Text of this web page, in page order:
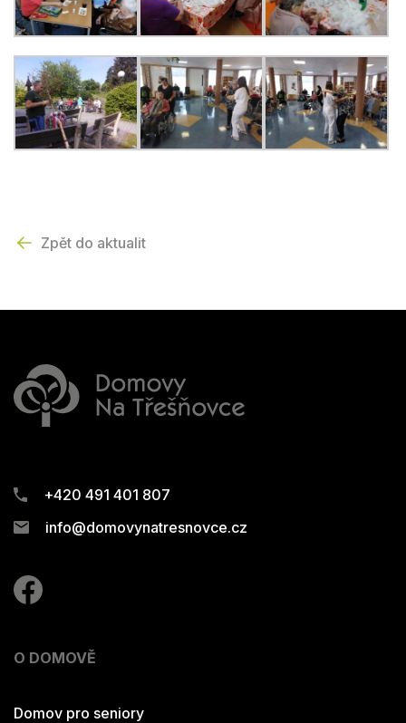
Zpět do aktualit
+420 491 401 807
info@domovynatresnovce.cz
O DOMOVĚ
Domov pro seniory